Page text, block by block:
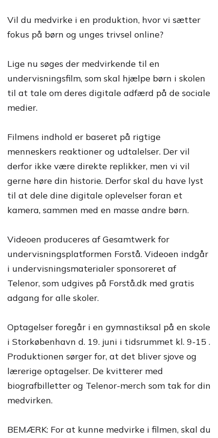
Vil du medvirke i en produktion, hvor vi sætter
fokus på børn og unges trivsel online?
Lige nu søges der medvirkende til en
undervisningsfilm, som skal hjælpe børn i skolen
til at tale om deres digitale adfærd på de sociale
medier.
Filmens indhold er baseret på rigtige
menneskers reaktioner og udtalelser. Der vil
derfor ikke være direkte replikker, men vi vil
gerne høre din historie. Derfor skal du have lyst
til at dele dine digitale oplevelser foran et
kamera, sammen med en masse andre børn.
Videoen produceres af Gesamtwerk for
undervisningsplatformen Forstå. Videoen indgår
i undervisningsmaterialer sponsoreret af
Telenor, som udgives på Forstå.dk med gratis
adgang for alle skoler.
Optagelser foregår i en gymnastiksal på en skole
i Storkøbenhavn d. 19. juni i tidsrummet kl. 9-15 .
Produktionen sørger for, at det bliver sjove og
lærerige optagelser. De kvitterer med
biografbilletter og Telenor-merch som tak for din
medvirken.
BEMÆRK: For at kunne medvirke i filmen, skal du